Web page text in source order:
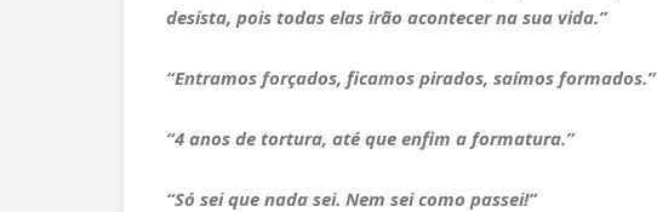
desista, pois todas elas irão acontecer na sua vida.”
“Entramos forçados, ficamos pirados, saímos formados.”
“4 anos de tortura, até que enfim a formatura.”
“Só sei que nada sei. Nem sei como passei!”